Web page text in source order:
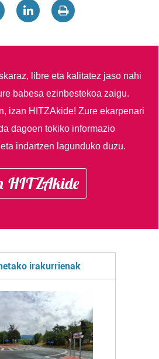
libre eta kalitatez jaso nahi
babesa ezinbestekoa zaigu.
izan HITZAkide!Zure ekarpenari
dagoen tokiko informazio
indartzen lagunduko duzu.
HITZAkide
irakurrienak